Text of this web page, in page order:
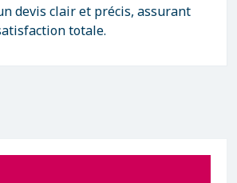
devis clair et précis, assurant
totale.